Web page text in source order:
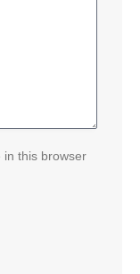
in this browser